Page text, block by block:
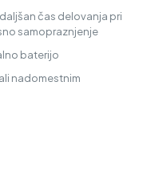
čas delovanja pri
samopraznjenje
baterijo
nadomestnim